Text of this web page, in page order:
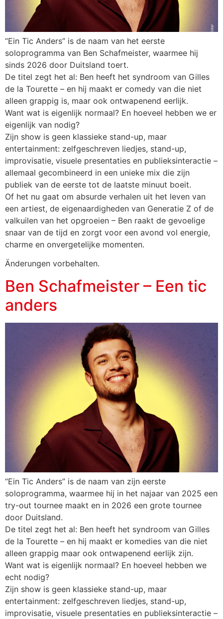
“Ein Tic Anders” is de naam van het eerste
soloprogramma van Ben Schafmeister, waarmee hij
sinds 2026 door Duitsland toert.
De titel zegt het al: Ben heeft het syndroom van Gilles
de la Tourette – en hij maakt er comedy van die niet
alleen grappig is, maar ook ontwapenend eerlijk.
Want wat is eigenlijk normaal? En hoeveel hebben we er
eigenlijk van nodig?
Zijn show is geen klassieke stand-up, maar
entertainment: zelfgeschreven liedjes, stand-up,
improvisatie, visuele presentaties en publieksinteractie –
allemaal gecombineerd in een unieke mix die zijn
publiek van de eerste tot de laatste minuut boeit.
Of het nu gaat om absurde verhalen uit het leven van
een artiest, de eigenaardigheden van Generatie Z of de
valkuilen van het opgroeien – Ben raakt de gevoelige
snaar van de tijd en zorgt voor een avond vol energie,
charme en onvergetelijke momenten.
Änderungen vorbehalten.
Ben Schafmeister – Een tic
anders
“Ein Tic Anders” is de naam van zijn eerste
soloprogramma, waarmee hij in het najaar van 2025 een
try-out tournee maakt en in 2026 een grote tournee
door Duitsland.
De titel zegt het al: Ben heeft het syndroom van Gilles
de la Tourette – en hij maakt er komedies van die niet
alleen grappig maar ook ontwapenend eerlijk zijn.
Want wat is eigenlijk normaal? En hoeveel hebben we
echt nodig?
Zijn show is geen klassieke stand-up, maar
entertainment: zelfgeschreven liedjes, stand-up,
improvisatie, visuele presentaties en publieksinteractie –